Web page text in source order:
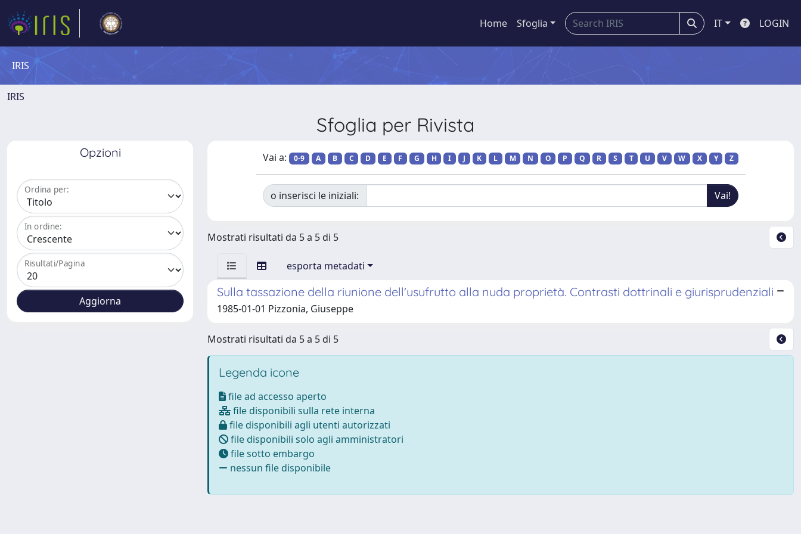
Home Sfoglia IT LOGIN
IRIS
IRIS
Sfoglia per Rivista
Opzioni
Ordina per:
In ordine:
Risultati/Pagina
Vai a: 0-9 A B C D E F G H I J K L M N O P Q R S T U V W X Y Z
o inserisci le iniziali:
Mostrati risultati da 5 a 5 di 5
esporta metadati
Sulla tassazione della riunione dell'usufrutto alla nuda proprietà. Contrasti dottrinali e giurisprudenziali
1985-01-01 Pizzonia, Giuseppe
Mostrati risultati da 5 a 5 di 5
Legenda icone
file ad accesso aperto
file disponibili sulla rete interna
file disponibili agli utenti autorizzati
file disponibili solo agli amministratori
file sotto embargo
nessun file disponibile